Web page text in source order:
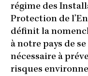
régime des
Protection de
définit la
à notre pays de
nécessaire à
risques